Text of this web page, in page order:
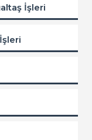
İşleri